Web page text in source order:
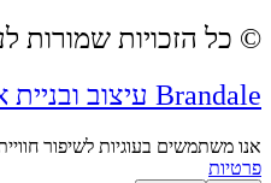
© כל הזכויות שמורות
Brandale עיצוב ובניית אתרים
אנו משתמשים בעוגיות לשיפור
פרטיות